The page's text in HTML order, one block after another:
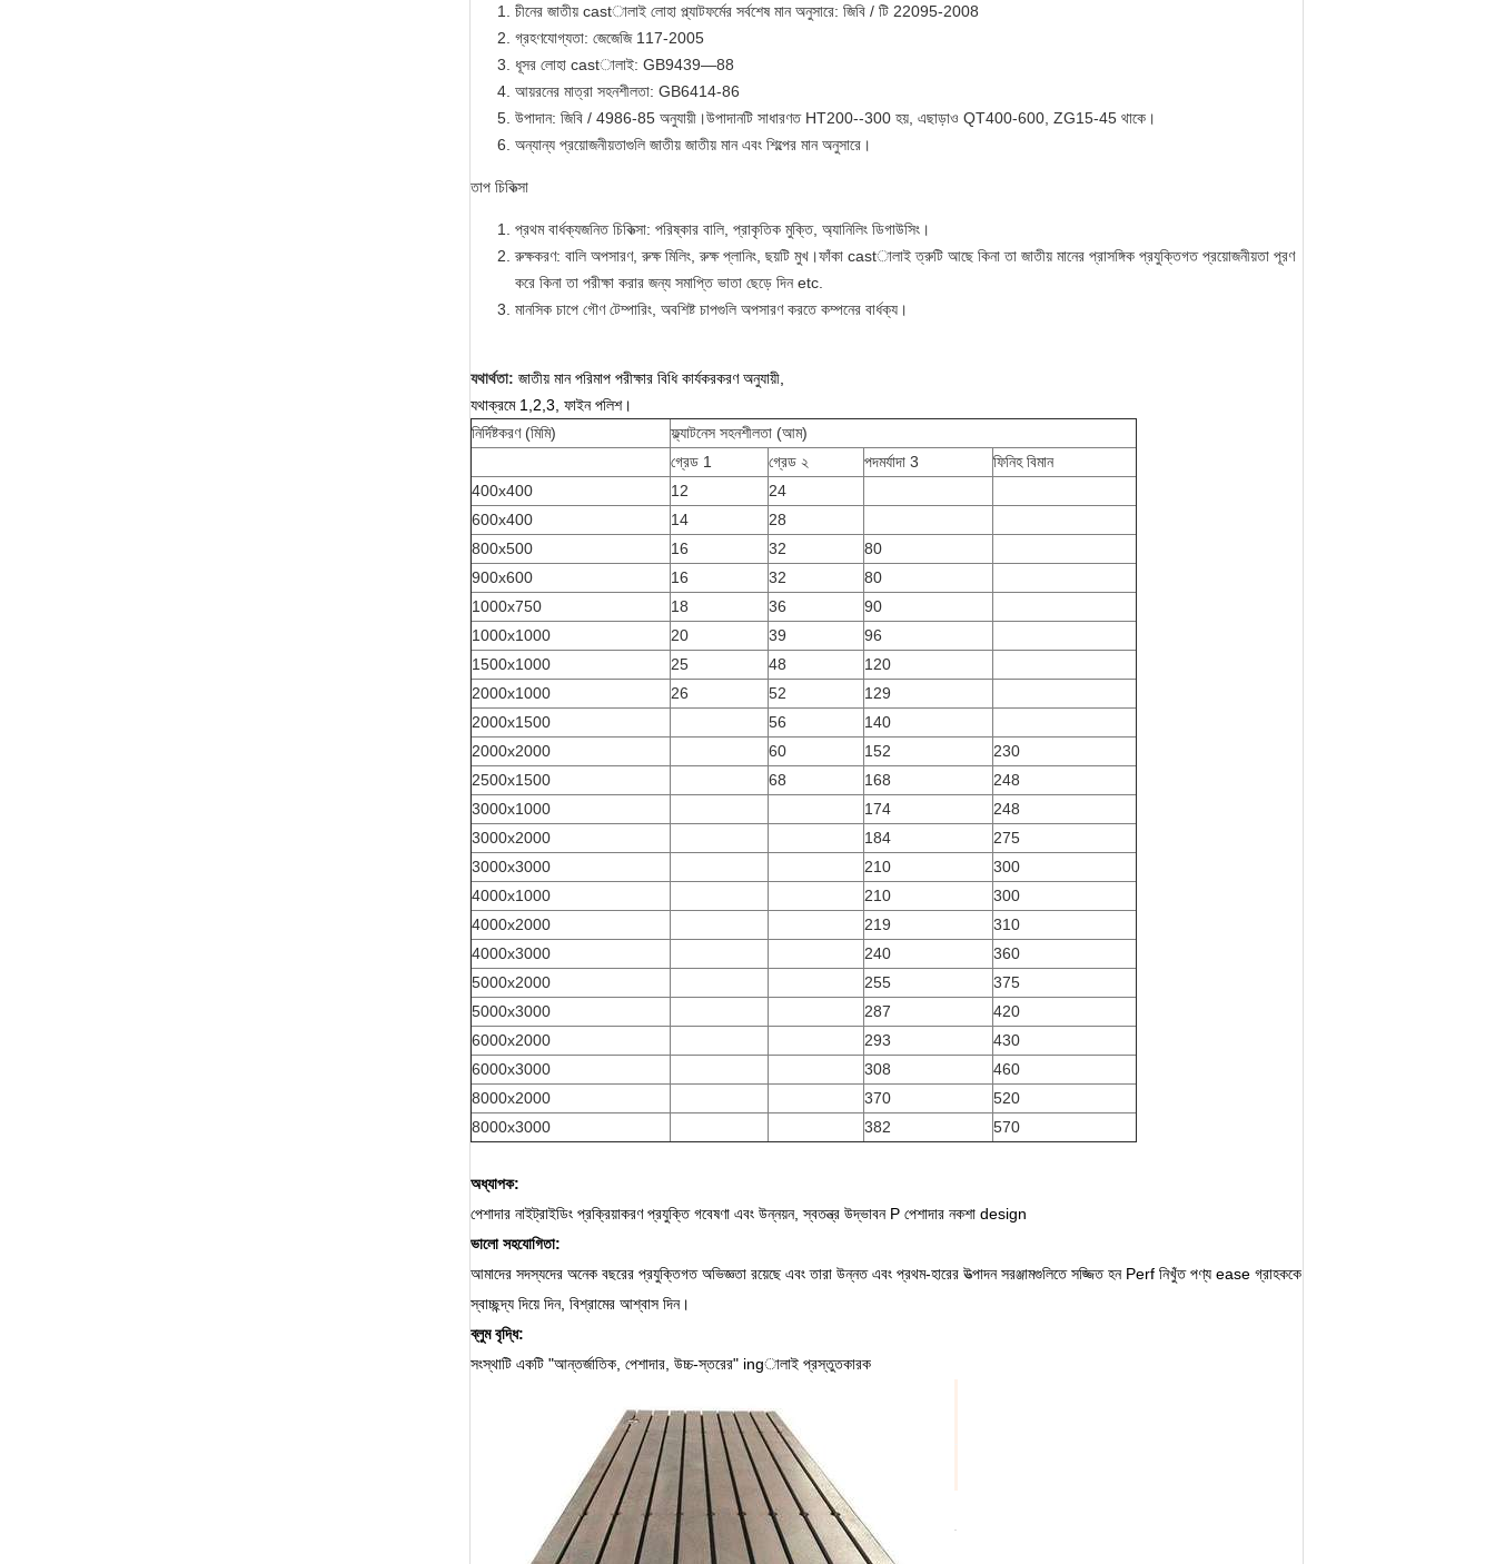
চীনের জাতীয় castালাই লোহা প্ল্যাটফর্মের সর্বশেষ মান অনুসারে: জিবি / টি 22095-2008
গ্রহণযোগ্যতা: জেজেজি 117-2005
ধূসর লোহা castালাই: GB9439—88
আয়রনের মাত্রা সহনশীলতা: GB6414-86
উপাদান: জিবি / 4986-85 অনুযায়ী।উপাদানটি সাধারণত HT200--300 হয়, এছাড়াও QT400-600, ZG15-45 থাকে।
অন্যান্য প্রয়োজনীয়তাগুলি জাতীয় জাতীয় মান এবং শিল্পের মান অনুসারে।
তাপ চিকিত্সা
প্রথম বার্ধক্যজনিত চিকিত্সা: পরিষ্কার বালি, প্রাকৃতিক মুক্তি, অ্যানিলিং ডিগাউসিং।
রুক্ষকরণ: বালি অপসারণ, রুক্ষ মিলিং, রুক্ষ প্লানিং, ছয়টি মুখ।ফাঁকা castালাই ত্রুটি আছে কিনা তা জাতীয় মানের প্রাসঙ্গিক প্রযুক্তিগত প্রয়োজনীয়তা পূরণ
করে কিনা তা পরীক্ষা করার জন্য সমাপ্তি ভাতা ছেড়ে দিন etc.
মানসিক চাপে গৌণ টেম্পারিং, অবশিষ্ট চাপগুলি অপসারণ করতে কম্পনের বার্ধক্য।
যথার্থতা: জাতীয় মান পরিমাপ পরীক্ষার বিধি কার্যকরকরণ অনুযায়ী,
যথাক্রমে 1,2,3, ফাইন পলিশ।
নির্দিষ্টকরণ (মিমি)
ফ্ল্যাটনেস সহনশীলতা (আম)
গ্রেড 1
গ্রেড ২ পদমর্যাদা 3
ফিনিহ বিমান
400x400
12
24
600x400
14
28
800x500
16 32
80
900x600
16 32
80
1000x750
18 36
90
1000x1000
20 39
96
1500x1000
25 48
120
2000x1000
26 52
129
2000x1500
56
140
2000x2000
60 152
230
2500x1500
68 168
248
3000x1000
174
248
3000x2000
184
275
3000x3000
210
300
4000x1000
210
300
4000x2000
219
310
4000x3000
240
360
5000x2000
255
375
5000x3000
287
420
6000x2000
293
430
6000x3000
308
460
8000x2000
370
520
8000x3000
382 570
অধ্যাপক:
পেশাদার নাইট্রাইডিং প্রক্রিয়াকরণ প্রযুক্তি গবেষণা এবং উন্নয়ন, স্বতন্ত্র উদ্ভাবন P পেশাদার নকশা design
ভালো সহযোগিতা:
আমাদের সদস্যদের অনেক বছরের প্রযুক্তিগত অভিজ্ঞতা রয়েছে এবং তারা উন্নত এবং প্রথম-হারের উত্পাদন সরঞ্জামগুলিতে সজ্জিত হন Perf নিখুঁত পণ্য ease গ্রাহককে
স্বাচ্ছন্দ্য দিয়ে দিন, বিশ্রামের আশ্বাস দিন।
ব্লুম বৃদ্ধি:
সংস্থাটি একটি "আন্তর্জাতিক, পেশাদার, উচ্চ-স্তরের" ingালাই প্রস্তুতকারক